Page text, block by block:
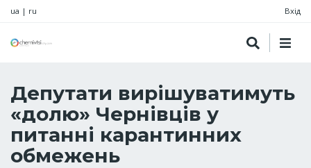
ua | ru Вхід
Депутати вирішуватимуть
«долю» Чернівців у
питанні карантинних
обмежень